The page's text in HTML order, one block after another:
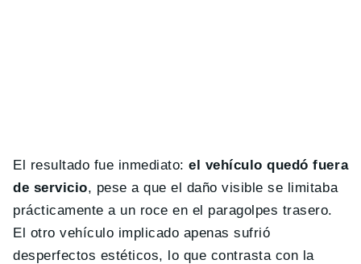
El resultado fue inmediato:el vehículo quedó fuera
de servicio, pese a que el daño visible se limitaba
prácticamente a un roce en el paragolpes trasero.
El otro vehículo implicado apenas sufrió
desperfectos estéticos, lo que contrasta con la